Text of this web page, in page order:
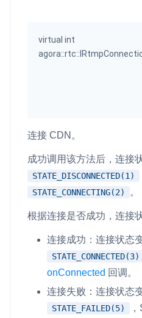
集中展示声网主要产品及服务
对实时音频和视频画面进行
一站式实时互动模块的选型、
SDK 拓展插件
拓展 SDK 能力，打造更具个性
使用录制、推流、拉流等服务
云端录制
本地服务端录制
输入在线媒体流
云端转码
RTC 服务端 SDK
virtual int
连接 CDN。
成功调用该方法后，连接
STATE_DISCONNECTED(1)
STATE_CONNECTING(2) 。
根据连接是否成功，连接
连接成功：连接状态
STATE_CONNECTED(3)
onConnected 回调。
连接失败：连接状态
STATE_FAILED(5)